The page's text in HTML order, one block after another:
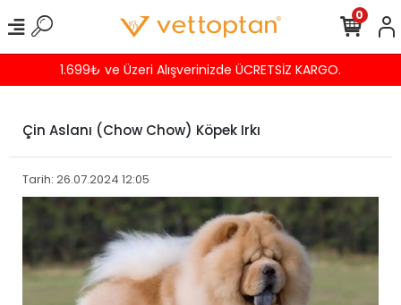
Havalede %4 İNDİRİM
0
Çin Aslanı (Chow Chow) Köpek Irkı
Tarih: 26.07.2024 12:05